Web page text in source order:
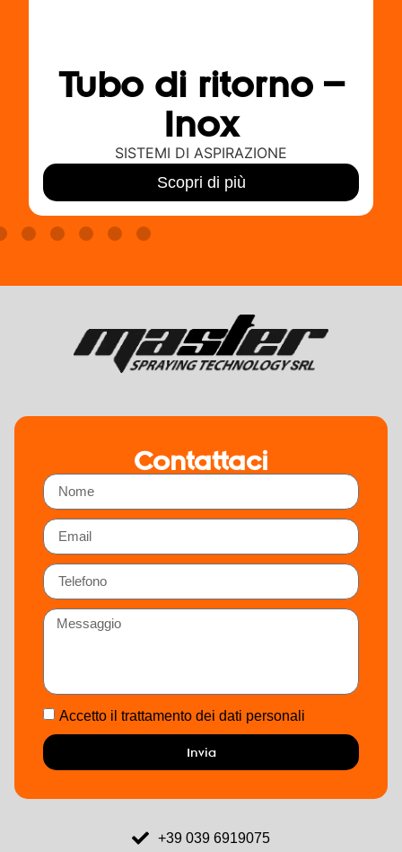
Tubo di ritorno –
Inox
SISTEMI DI ASPIRAZIONE
Scopri di più
Contattaci
Accetto il trattamento dei dati personali
Invia
+39 039 6919075